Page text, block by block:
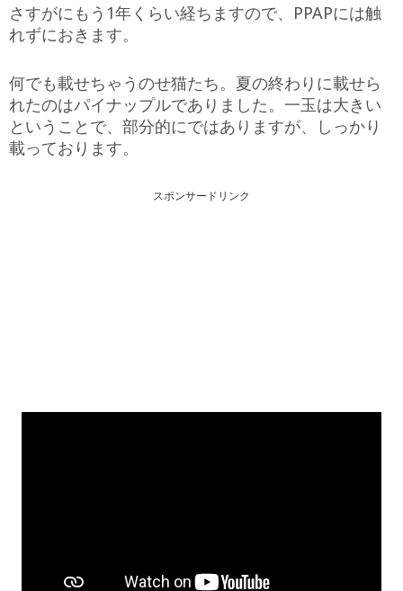
さすがにもう1年くらい経ちますので、PPAPには触
れずにおきます。
何でも載せちゃうのせ猫たち。夏の終わりに載せら
れたのはパイナップルでありました。一玉は大きい
ということで、部分的にではありますが、しっかり
載っております。
スポンサードリンク